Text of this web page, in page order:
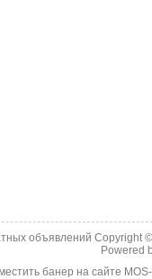
объявлений Copyright
Powered
банер на сайте